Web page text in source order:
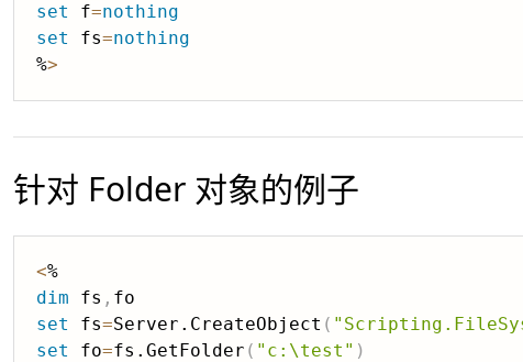
set f=nothing
set
fs=nothing
%>
针对 Folder 对象的例子
<
dim fs ,
set
fs=Server.CreateObject (
set
fo=fs.GetFolder ( "c:\test" )